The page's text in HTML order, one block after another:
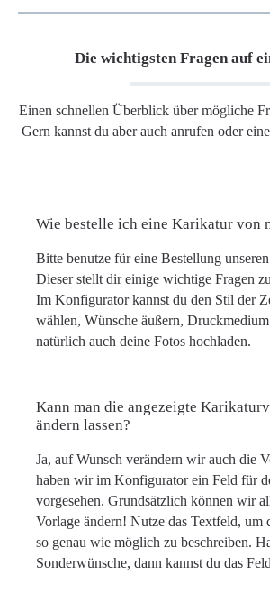
Die wichtigsten Fragen auf
Einen schnellen Überblick über mögliche
Gern kannst du aber auch anrufen oder
Wie bestelle ich eine Karikatur von
Bitte benutze für eine Bestellung
Dieser stellt dir einige wichtige Fragen
Im Konfigurator kannst du den Stil der
wählen, Wünsche äußern,
natürlich auch deine Fotos hochladen.
Kann man die angezeigte
ändern lassen?
Ja, auf Wunsch verändern wir auch die
haben wir im Konfigurator ein Feld für
vorgesehen. Grundsätzlich können wir
Vorlage ändern! Nutze das Textfeld, um
so genau wie möglich zu beschreiben.
Sonderwünsche, dann kannst du das